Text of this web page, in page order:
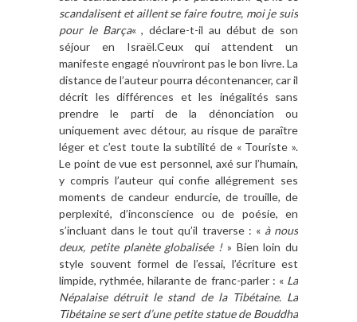
scandalisent et aillent se faire foutre, moi je suis
pour le Barça« , déclare-t-il au début de son
séjour en Israël.Ceux qui attendent un
manifeste engagé n’ouvriront pas le bon livre. La
distance de l’auteur pourra décontenancer, car il
décrit les différences et les inégalités sans
prendre le parti de la dénonciation ou
uniquement avec détour, au risque de paraître
léger et c’est toute la subtilité de « Touriste ».
Le point de vue est personnel, axé sur l’humain,
y compris l’auteur qui confie allégrement ses
moments de candeur endurcie, de trouille, de
perplexité, d’inconscience ou de poésie, en
s’incluant dans le tout qu’il traverse : « à nous
deux, petite planète globalisée !» Bien loin du
style souvent formel de l’essai, l’écriture est
limpide, rythmée, hilarante de franc-parler : « La
Népalaise détruit le stand de la Tibétaine. La
Tibétaine se sert d’une petite statue de Bouddha